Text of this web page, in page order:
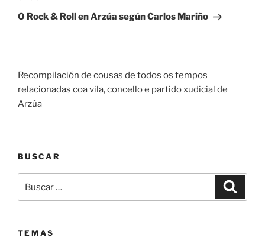
entrada
O Rock & Roll en Arzúa según Carlos Mariño
Recompilación de cousas de todos os tempos
relacionadas coa vila, concello e partido xudicial de
Arzúa
BUSCAR
TEMAS